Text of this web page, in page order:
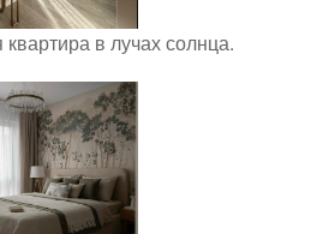
в лучах солнца.